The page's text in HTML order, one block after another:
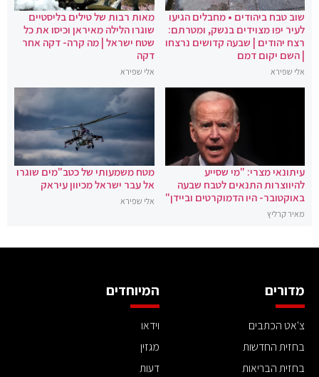
שוב טבח ביהודים • מחבלים הגיעו
לעיר יפו מצוידים בנשק, ומטרתם:
רצח יהודים | שבעה קדושים נרצחו
| השם יקום דמם
אלי שפירא
מאות רבות של טילים בליסטיים
שוגרו הלילה מאיראן וכיסו את כל
שטח ישראל | מה קרה- דקה אחר
דקה
אלי שפירא
עיתונאי מצרי: "מי שסייע
להיווצרות התנאים לטבח שבעה
באוקטובר- היו הדמוקרטים וביידן"
מאיר קרליץ
מטח משמעותי של כטב"מים שוגרו
אל עבר ישראל מכיוון עיראק
אלי שפירא
מדורים
צ'אט הכתבים
בחזית החדשות
בחזית הבריאות
המיוחדים
וידאו
מגזין
דעות